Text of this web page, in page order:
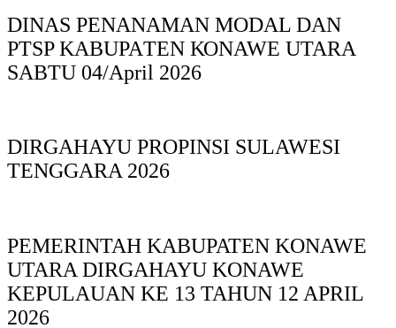
DINAS PΕΝΑΝΑΜAN MODAL DAN
PTSP KABUPAΤΕΝ ΚΟNAWE UTARA
SABTU 04/April 2026
DIRGAHAYU PROPINSI SULAWESI
TENGGARA 2026
PEMERINTAH KABUPATEN KONAWE
UTARA DIRGAHAYU KONAWE
KEPULAUAN KE 13 TAHUN 12 APRIL
2026